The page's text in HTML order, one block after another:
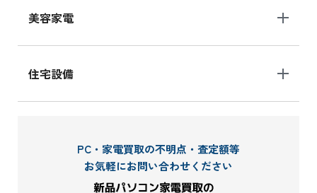
美容家電
住宅設備
PC・家電買取の不明点・査定額等
お気軽にお問い合わせください